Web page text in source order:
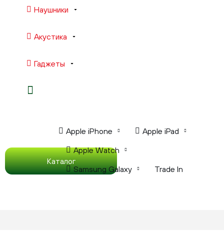
Наушники
Акустика
Гаджеты
Каталог
Apple iPhone Apple iPad
Apple Watch
Samsung Galaxy Trade In